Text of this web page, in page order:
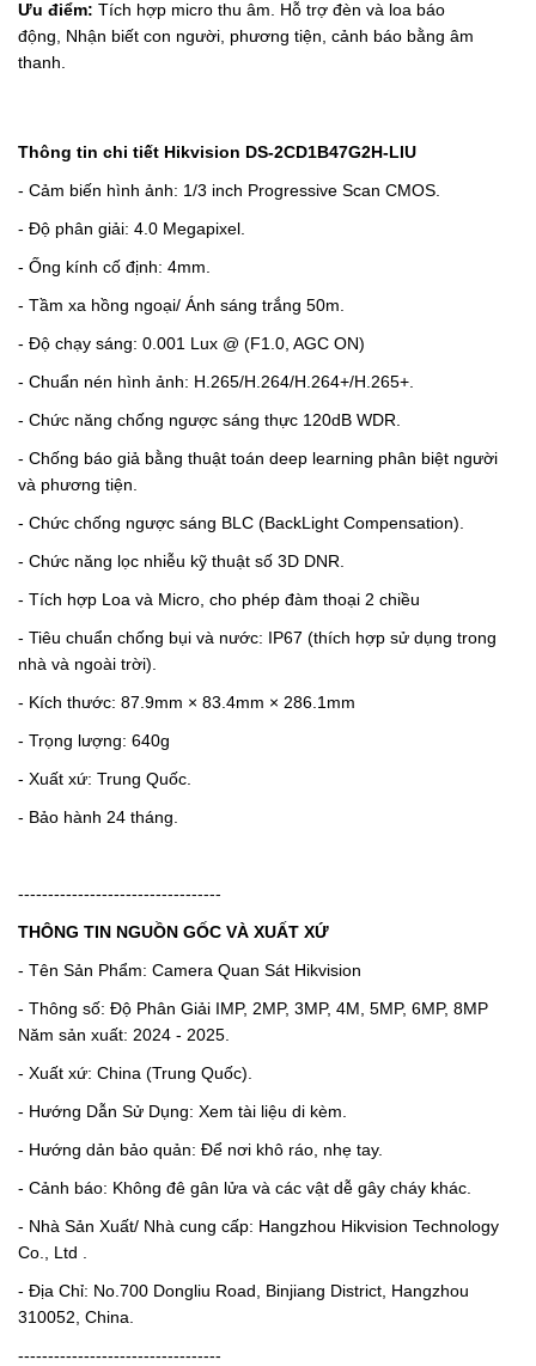
Ưu điểm: Tích hợp micro thu âm. Hỗ trợ đèn và loa báo
động, Nhận biết con người, phương tiện, cảnh báo bằng âm
thanh.
Thông tin chi tiết Hikvision DS-2CD1B47G2H-LIU
- Cảm biến hình ảnh: 1/3 inch Progressive Scan CMOS.
- Độ phân giải: 4.0 Megapixel.
- Ống kính cố định: 4mm.
- Tầm xa hồng ngoại/ Ánh sáng trắng 50m.
- Độ chạy sáng: 0.001 Lux @ (F1.0, AGC ON)
- Chuẩn nén hình ảnh: H.265/H.264/H.264+/H.265+.
- Chức năng chống ngược sáng thực 120dB WDR.
- Chống báo giả bằng thuật toán deep learning phân biệt người
và phương tiện.
- Chức chống ngược sáng BLC (BackLight Compensation).
- Chức năng lọc nhiễu kỹ thuật số 3D DNR.
- Tích hợp Loa và Micro, cho phép đàm thoại 2 chiều
- Tiêu chuẩn chống bụi và nước: IP67 (thích hợp sử dụng trong
nhà và ngoài trời).
- Kích thước: 87.9mm × 83.4mm × 286.1mm
- Trọng lượng: 640g
- Xuất xứ: Trung Quốc.
- Bảo hành 24 tháng.
----------------------------------
THÔNG TIN NGUỒN GỐC VÀ XUẤT XỨ
- Tên Sản Phẩm: Camera Quan Sát Hikvision
- Thông số: Độ Phân Giải IMP, 2MP, 3MP, 4M, 5MP, 6MP, 8MP
Năm sản xuất: 2024 - 2025.
- Xuất xứ: China (Trung Quốc).
- Hướng Dẫn Sử Dụng: Xem tài liệu di kèm.
- Hướng dản bảo quản: Để nơi khô ráo, nhẹ tay.
- Cảnh báo: Không đê gân lửa và các vật dễ gây cháy khác.
- Nhà Sản Xuất/ Nhà cung cấp: Hangzhou Hikvision Technology
Co., Ltd .
- Địa Chỉ: No.700 Dongliu Road, Binjiang District, Hangzhou
310052, China.
----------------------------------